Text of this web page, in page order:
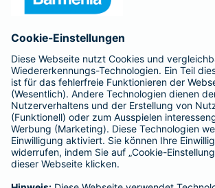
Barmenia ist Teil der
BELIEBTE SEITEN
Kranken-Zusatzversicherung
Tierversicherungen
Haftpflichtversicherung
Hausratversicherung